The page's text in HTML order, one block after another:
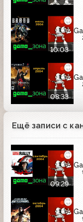
10:03
08:33
Ещё записи с
09:29